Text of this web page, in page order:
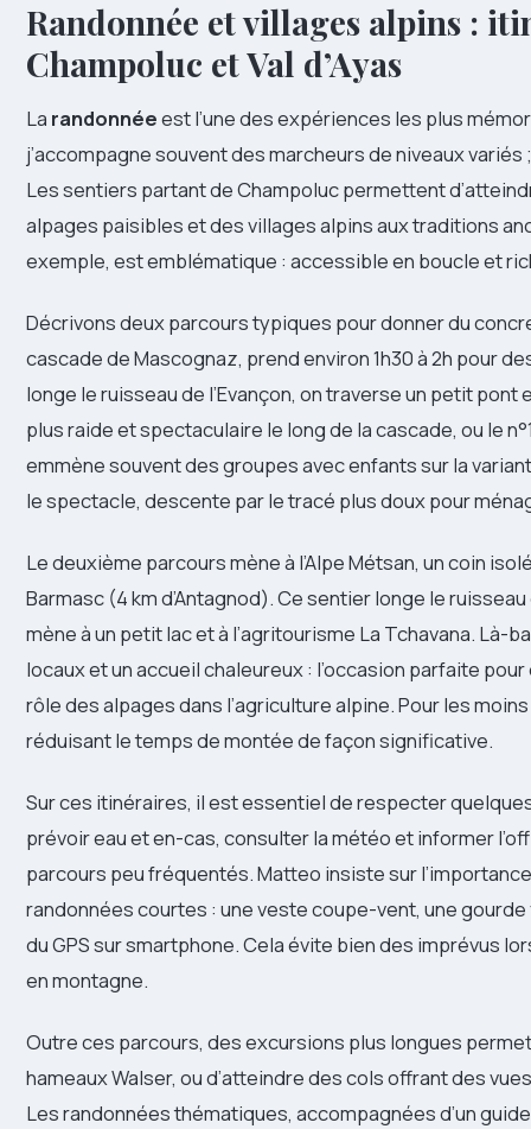
Randonnée et villages alpins :
Champoluc et Val d’Ayas
La randonnéeest l’une des expériences les plus
j’accompagne souvent des marcheurs de niveaux
Les sentiers partant de Champoluc permettent
alpages paisibles et des villages alpins aux traditions
exemple, est emblématique : accessible en boucle et
Décrivons deux parcours typiques pour donner du
cascade de Mascognaz, prend environ 1h30 à 2h pour
longe le ruisseau de l’Evançon, on traverse un petit pont
plus raide et spectaculaire le long de la cascade, ou le
emmène souvent des groupes avec enfants sur la
le spectacle, descente par le tracé plus doux pour
Le deuxième parcours mène à l’Alpe Métsan, un coin
Barmasc (4 km d’Antagnod). Ce sentier longe le
mène à un petit lac et à l’agritourisme La Tchavana.
locaux et un accueil chaleureux : l’occasion parfaite
rôle des alpages dans l’agriculture alpine. Pour les
réduisant le temps de montée de façon significative.
Sur ces itinéraires, il est essentiel de respecter
prévoir eau et en-cas, consulter la météo et informer
parcours peu fréquentés. Matteo insiste sur
randonnées courtes : une veste coupe-vent, une
du GPS sur smartphone. Cela évite bien des imprévus
en montagne.
Outre ces parcours, des excursions plus longues
hameaux Walser, ou d’atteindre des cols offrant des
Les randonnées thématiques, accompagnées d’un